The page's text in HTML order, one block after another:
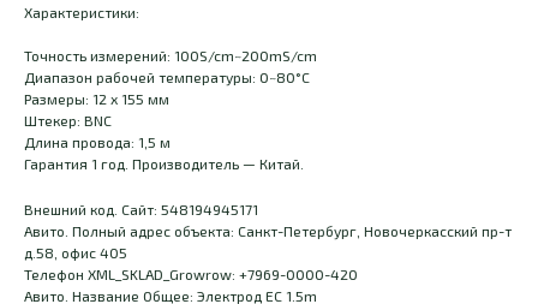
Характеристики:
Точность измерений: 100S/cm~200mS/cm
Диапазон рабочей температуры: 0~80°C
Размеры: 12 х 155 мм
Штекер: BNC
Длина провода: 1,5 м
Гарантия 1 год. Производитель — Китай.
Внешний код. Сайт: 548194945171
Авито. Полный адрес объекта: Санкт-Петербург, Новочеркасский пр-т
д.58, офис 405
Телефон XML_SKLAD_Growrow: +7969-0000-420
Авито. Название Общее: Электрод EC 1.5m